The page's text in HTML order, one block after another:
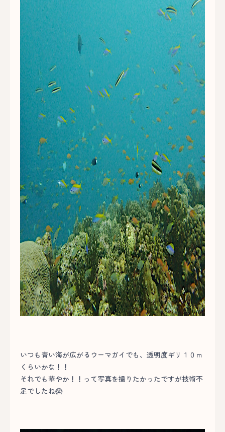
いつも青い海が広がるウーマガイでも、透明度ギリ１０ｍ
くらいかな！！
それでも華やか！！って写真を撮りたかったですが技術不
足でしたね😱